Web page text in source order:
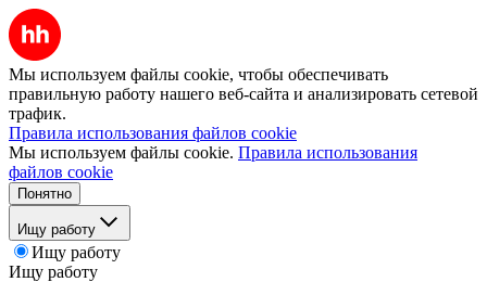
Мы используем файлы cookie, чтобы обеспечивать
правильную работу нашего веб-сайта и анализировать сетевой
трафик.
Правила использования файлов cookie
Мы используем файлы cookie. Правила использования
файлов cookie
Понятно
Ищу работу
Ищу работу
Ищу работу